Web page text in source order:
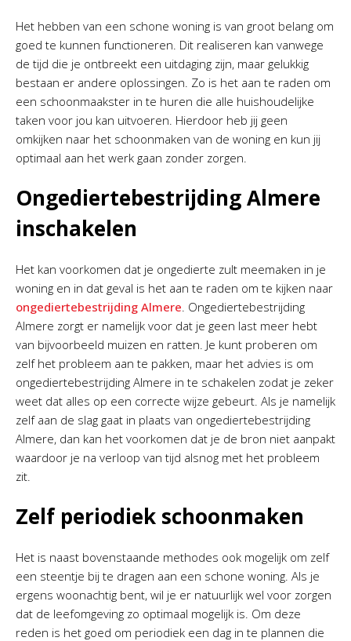
Het hebben van een schone woning is van groot belang om
goed te kunnen functioneren. Dit realiseren kan vanwege
de tijd die je ontbreekt een uitdaging zijn, maar gelukkig
bestaan er andere oplossingen. Zo is het aan te raden om
een schoonmaakster in te huren die alle huishoudelijke
taken voor jou kan uitvoeren. Hierdoor heb jij geen
omkijken naar het schoonmaken van de woning en kun jij
optimaal aan het werk gaan zonder zorgen.
Ongediertebestrijding Almere
inschakelen
Het kan voorkomen dat je ongedierte zult meemaken in je
woning en in dat geval is het aan te raden om te kijken naar
ongediertebestrijding Almere. Ongediertebestrijding
Almere zorgt er namelijk voor dat je geen last meer hebt
van bijvoorbeeld muizen en ratten. Je kunt proberen om
zelf het probleem aan te pakken, maar het advies is om
ongediertebestrijding Almere in te schakelen zodat je zeker
weet dat alles op een correcte wijze gebeurt. Als je namelijk
zelf aan de slag gaat in plaats van ongediertebestrijding
Almere, dan kan het voorkomen dat je de bron niet aanpakt
waardoor je na verloop van tijd alsnog met het probleem
zit.
Zelf periodiek schoonmaken
Het is naast bovenstaande methodes ook mogelijk om zelf
een steentje bij te dragen aan een schone woning. Als je
ergens woonachtig bent, wil je er natuurlijk wel voor zorgen
dat de leefomgeving zo optimaal mogelijk is. Om deze
reden is het goed om periodiek een dag in te plannen die